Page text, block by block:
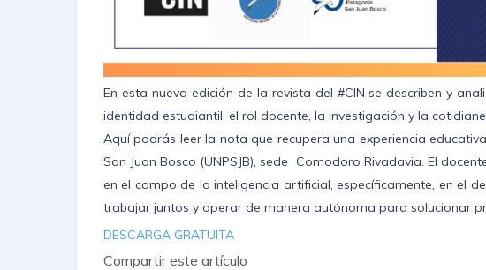
En esta nueva edición de la revista del #CIN se describen y
identidad estudiantil, el rol docente, la investigación y la
Aquí podrás leer la nota que recupera una experiencia
San Juan Bosco (UNPSJB), sede Comodoro Rivadavia. El
en el campo de la inteligencia artificial, específicamente, en el
trabajar juntos y operar de manera autónoma para solucionar
DESCARGA GRATUITA
Compartir este artículo